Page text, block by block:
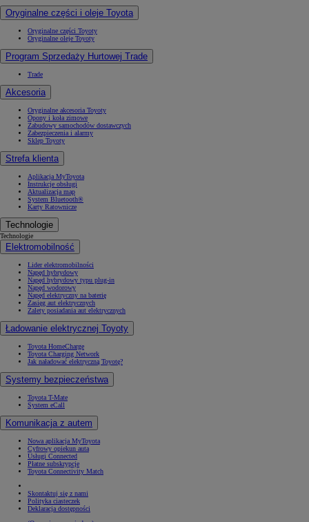
Oryginalne części i oleje Toyota
Oryginalne części Toyoty
Oryginalne oleje Toyoty
Program Sprzedaży Hurtowej Trade
Trade
Akcesoria
Oryginalne akcesoria Toyoty
Opony i koła zimowe
Zabudowy samochodów dostawczych
Zabezpieczenia i alarmy
Sklep Toyoty
Strefa klienta
Aplikacja MyToyota
Instrukcje obsługi
Aktualizacja map
System Bluetooth®
Karty Ratownicze
Technologie
Technologie
Elektromobilność
Lider elektromobilności
Napęd hybrydowy
Napęd hybrydowy typu plug-in
Napęd wodorowy
Napęd elektryczny na baterię
Zasięg aut elektrycznych
Zalety posiadania aut elektrycznych
Ładowanie elektrycznej Toyoty
Toyota HomeCharge
Toyota Charging Network
Jak naładować elektryczną Toyotę?
Systemy bezpieczeństwa
Toyota T-Mate
System eCall
Komunikacja z autem
Nowa aplikacja MyToyota
Cyfrowy opiekun auta
Usługi Connected
Płatne subskrypcje
Toyota Connectivity Match
Skontaktuj się z nami
Polityka ciasteczek
Deklaracja dostępności